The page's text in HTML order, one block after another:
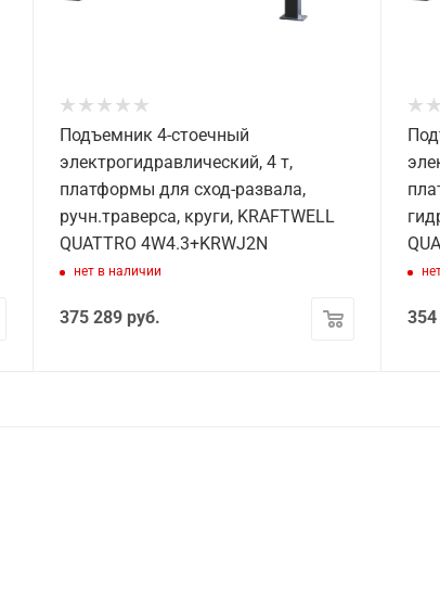
Подъемник 4-стоечный
электрогидравлический, 4 т,
платформы для сход-развала,
ручн.траверса, круги, KRAFTWELL
QUATTRO 4W4.3+KRWJ2N
нет в наличии
375 289 руб.